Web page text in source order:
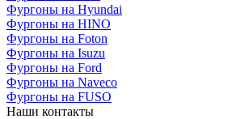
Фургоны на Hyundai
Фургоны на HINO
Фургоны на Foton
Фургоны на Isuzu
Фургоны на Ford
Фургоны на Naveco
Фургоны на FUSO
Наши контакты